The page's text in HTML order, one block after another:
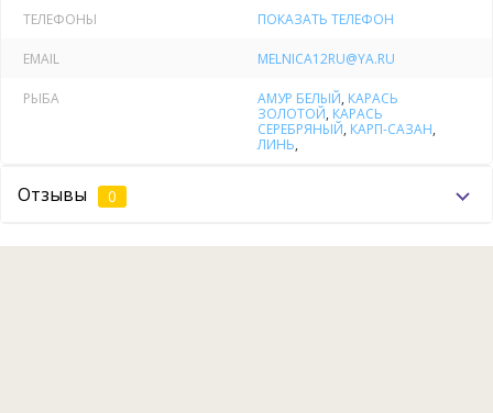
Дополнительные услуги
На территории базы отдыха «Мельница» работает большая
русская баня на дровах. Кроме того, предлагаем поиграть в
пейнтбол. Мы с удовольствием проведем корпоратив или
тимбилдинга.
ТЕЛЕФОНЫ ПОКАЗАТЬ ТЕЛЕФОН
EMAIL MELNICA12RU@YA.RU
РЫБА АМУР БЕЛЫЙ, КАРАСЬ
ЗОЛОТОЙ, КАРАСЬ
СЕРЕБРЯНЫЙ, КАРП-САЗАН,
ЛИНЬ,
Отзывы 0